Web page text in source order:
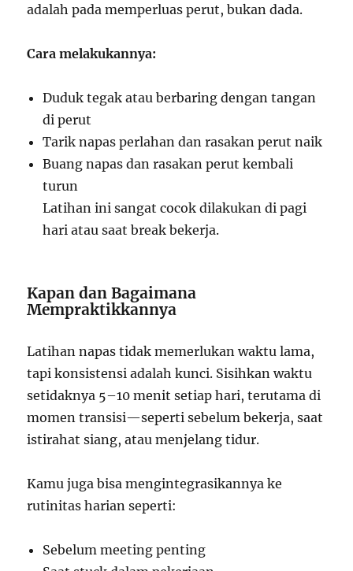
adalah pada memperluas perut, bukan dada.
Cara melakukannya:
Duduk tegak atau berbaring dengan tangan
di perut
Tarik napas perlahan dan rasakan perut naik
Buang napas dan rasakan perut kembali
turun
Latihan ini sangat cocok dilakukan di pagi
hari atau saat break bekerja.
Kapan dan Bagaimana
Mempraktikkannya
Latihan napas tidak memerlukan waktu lama,
tapi konsistensi adalah kunci. Sisihkan waktu
setidaknya 5–10 menit setiap hari, terutama di
momen transisi—seperti sebelum bekerja, saat
istirahat siang, atau menjelang tidur.
Kamu juga bisa mengintegrasikannya ke
rutinitas harian seperti:
Sebelum meeting penting